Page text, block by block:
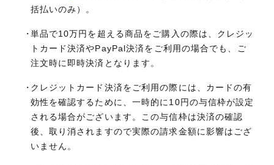
括払いのみ）。
単品で10万円を超える商品をご購入の際は、クレジッ
トカード決済やPayPal決済をご利用の場合でも、ご
注文時に即時決済となります。
クレジットカード決済をご利用の際には、カードの有
効性を確認するために、一時的に10円の与信枠が設定
される場合がございます。この与信枠は決済の確認
後、取り消されますので実際の請求金額に影響はござ
いません。